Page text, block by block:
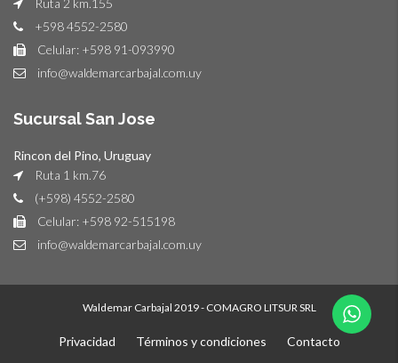
+598 4552-2580
Celular: +598 91-093990
info@waldemarcarbajal.com.uy
Sucursal San Jose
Rincon del Pino, Uruguay
Ruta 1 km.76
(+598) 4552-2580
Celular: +598 92-515198
info@waldemarcarbajal.com.uy
Waldemar Carbajal 2019 - COMAGRO LITSUR SRL
Privacidad Términos y condiciones Contacto